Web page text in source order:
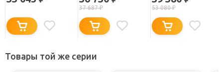
37 687₽ 53 080₽
Товары той же серии